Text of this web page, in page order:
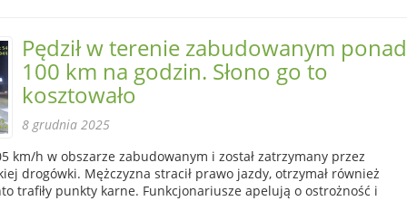
Pędził w terenie zabudowanym ponad
100 km na godzin. Słono go to
kosztowało
8 grudnia 2025
km/h w obszarze zabudowanym i został zatrzymany przez
drogówki. Mężczyzna stracił prawo jazdy, otrzymał również
trafiły punkty karne. Funkcjonariusze apelują o ostrożność i